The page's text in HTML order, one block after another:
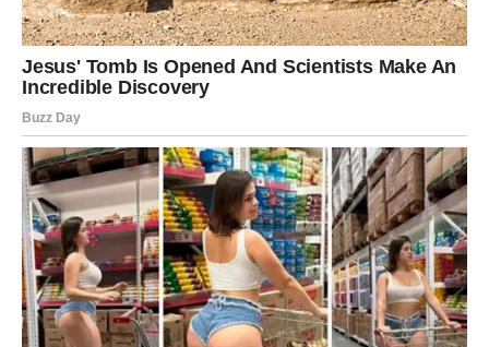
Narednih deset dana donose brojne prilike za novi
početak, finansijski napredak i važne ljubavne događaje.
u srcu, neko će ostvariti značajan poslovni uspjeh, a
mnogi će konačno osjetiti da se život kreće u pravom
smjeru.